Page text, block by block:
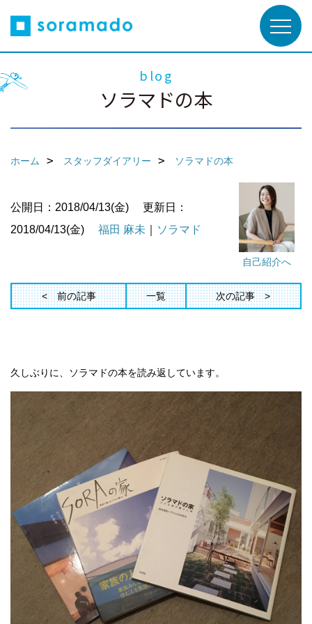
blog
ソラマドの本
ホーム スタッフダイアリー ソラマドの本
自己紹介へ
公開日：2018/04/13(金)
更新日：
2018/04/13(金)
福田 麻未 ソラマド
前の記事 一覧 次の記事
久しぶりに、ソラマドの本を読み返しています。